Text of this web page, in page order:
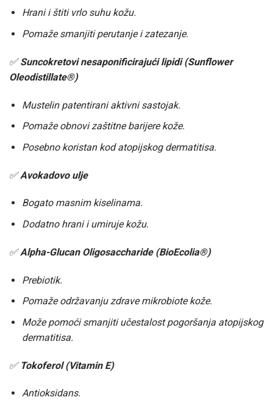
Hrani i štiti vrlo suhu kožu.
Pomaže smanjiti perutanje i zatezanje.
✅Suncokretovi nesaponificirajući lipidi (Sunflower
Oleodistillate®)
Mustelin patentirani aktivni sastojak.
Pomaže obnovi zaštitne barijere kože.
Posebno koristan kod atopijskog dermatitisa.
✅Avokadovo ulje
Bogato masnim kiselinama.
Dodatno hrani i umiruje kožu.
✅Alpha-Glucan Oligosaccharide (BioEcolia®)
Prebiotik.
Pomaže održavanju zdrave mikrobiote kože.
Može pomoći smanjiti učestalost pogoršanja atopijskog
dermatitisa.
✅ Tokoferol (Vitamin E)
Antioksidans.